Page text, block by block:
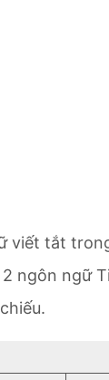
viết tắt
ngôn ngữ